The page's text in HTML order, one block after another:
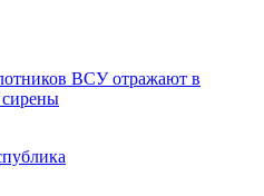
ВСУ отражают в